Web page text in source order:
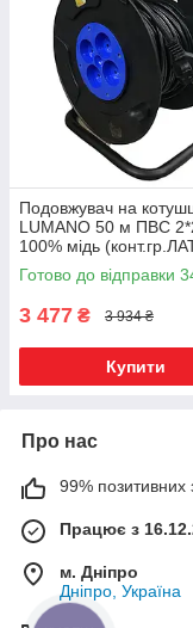
Подовжувач на
LUMANO 50 м ПВС
100% мідь
Готово до відправки
3 477 ₴ 3 934 ₴
Купити
Про нас
99% позитивних
Працює з
м. Дніпро
Дніпро, Україна